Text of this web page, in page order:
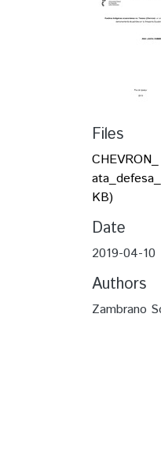
Files
KB)
Date
2019-04-10
Authors
Zambrano